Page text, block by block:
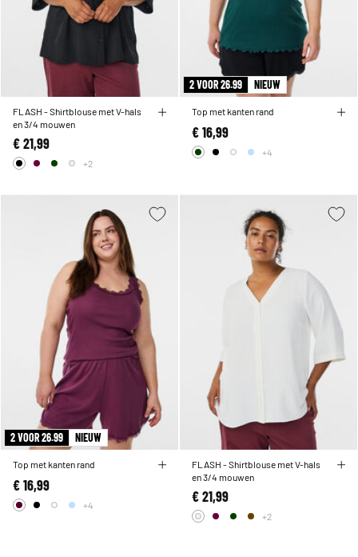
FLASH - Shirtblouse met V-hals
en 3/4 mouwen
€ 21,99
+2
2 VOOR 26.99 NIEUW
Top met kanten rand
€ 16,99
+4
2 VOOR 26.99 NIEUW
Top met kanten rand
€ 16,99
+4
FLASH - Shirtblouse met V-hals
en 3/4 mouwen
€ 21,99
+2